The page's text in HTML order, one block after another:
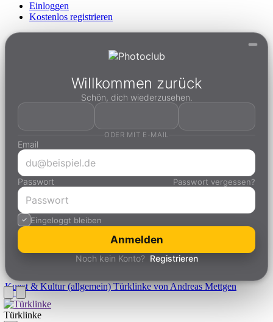
Einloggen
Kostenlos registrieren
Willkommen zurück
Schön, dich wiederzusehen.
ODER MIT E-MAIL
Email
Passwort Passwort vergessen?
Eingeloggt bleiben
Anmelden
Noch kein Konto? Registrieren
Kunst & Kultur (allgemein)Türklinke von Andreas Mettgen
Türklinke